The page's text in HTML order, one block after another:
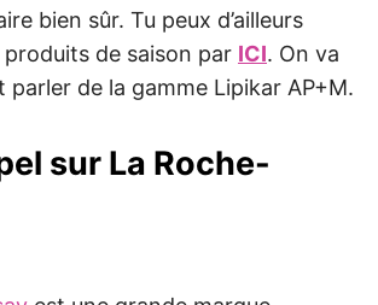
bien sûr. Tu peux d’ailleurs
de saison par ICI. On va
de la gamme Lipikar AP+M.
sur La Roche-